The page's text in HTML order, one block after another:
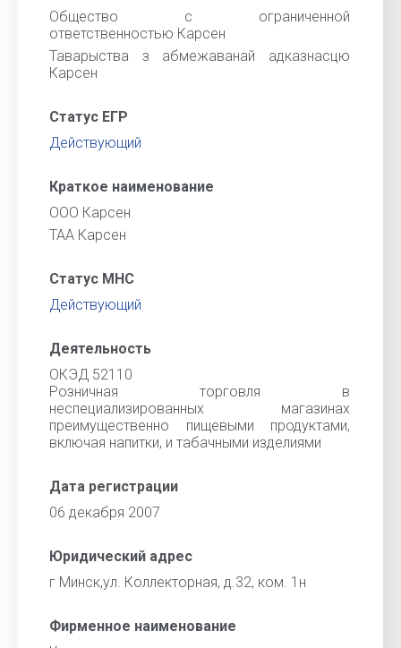
Общество с ограниченной
ответственностью Карсен
Таварыства з абмежаванай адказнасцю
Карсен
Статус ЕГР
Действующий
Краткое наименование
ООО Карсен
ТАА Карсен
Статус МНС
Действующий
Деятельность
ОКЭД 52110
Розничная торговля в
неспециализированных магазинах
преимущественно пищевыми продуктами,
включая напитки, и табачными изделиями
Дата регистрации
06 декабря 2007
Юридический адрес
г Минск,ул. Коллекторная, д.32, ком. 1н
Фирменное наименование